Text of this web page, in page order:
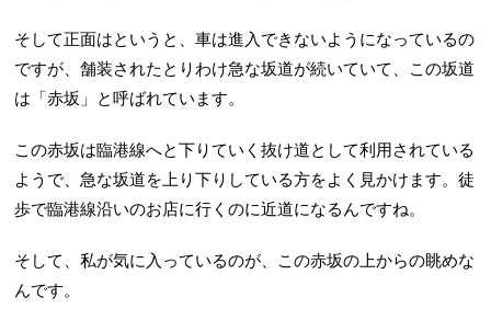
そして正面はというと、車は進入できないようになっているの
ですが、舗装されたとりわけ急な坂道が続いていて、この坂道
は「赤坂」と呼ばれています。
この赤坂は臨港線へと下りていく抜け道として利用されている
ようで、急な坂道を上り下りしている方をよく見かけます。徒
歩で臨港線沿いのお店に行くのに近道になるんですね。
そして、私が気に入っているのが、この赤坂の上からの眺めな
んです。